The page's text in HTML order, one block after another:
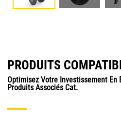
PRODUITS
Optimisez Votre Investissement En
Produits Associés Cat.